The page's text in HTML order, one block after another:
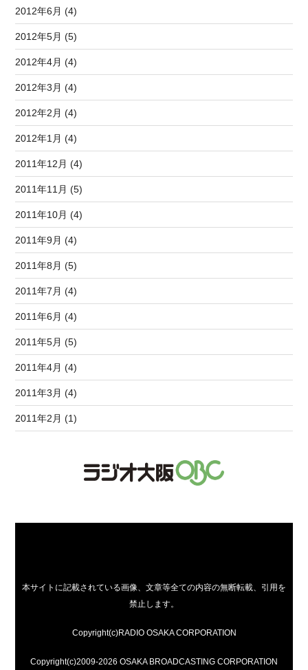
2012年6月 (4)
2012年5月 (5)
2012年4月 (4)
2012年3月 (4)
2012年2月 (4)
2012年1月 (4)
2011年12月 (4)
2011年11月 (5)
2011年10月 (4)
2011年9月 (4)
2011年8月 (5)
2011年7月 (4)
2011年6月 (4)
2011年5月 (5)
2011年4月 (4)
2011年3月 (4)
2011年2月 (1)
本サイトに記載されている画像、文章等全ての内容の無断転載、引用を
禁止します。
Copyright(c)RADIO OSAKA CORPORATION
Copyright(c)2009-2026 OSAKA BROADCASTING CORPORATION